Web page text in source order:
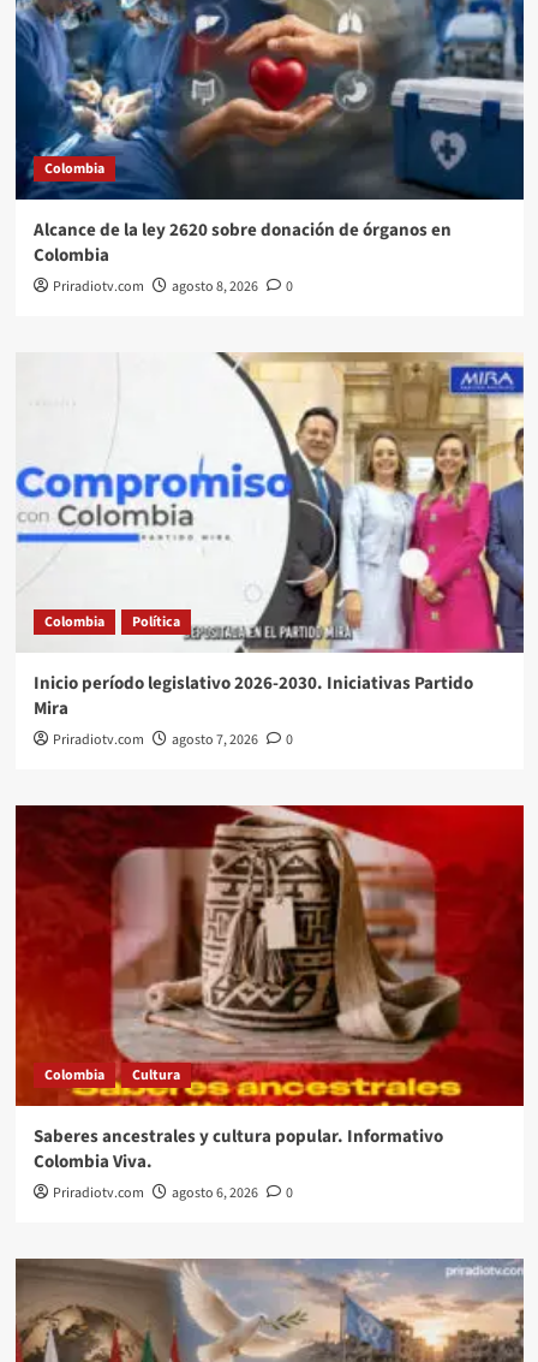
Colombia
Alcance de la ley 2620 sobre donación de órganos en
Colombia
Priradiotv.com agosto 8, 2026 0
Colombia Política
Inicio período legislativo 2026-2030. Iniciativas Partido
Mira
Priradiotv.com agosto 7, 2026 0
Colombia Cultura
Saberes ancestrales y cultura popular. Informativo
Colombia Viva.
Priradiotv.com agosto 6, 2026 0